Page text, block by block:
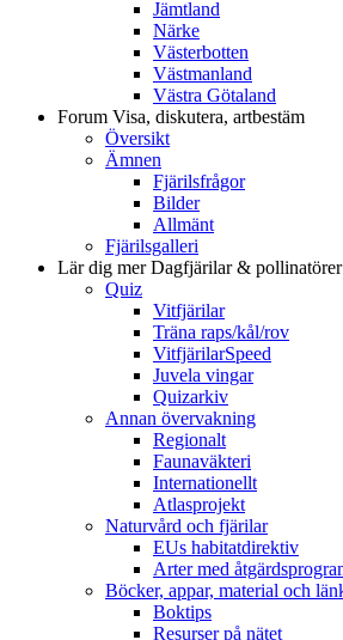
Jämtland
Närke
Västerbotten
Västmanland
Västra Götaland
Forum Visa, diskutera, artbestäm
Översikt
Ämnen
Fjärilsfrågor
Bilder
Allmänt
Fjärilsgalleri
Lär dig merDagfjärilar & pollinatörer
Quiz
Vitfjärilar
Träna raps/kål/rov
VitfjärilarSpeed
Juvela vingar
Quizarkiv
Annan övervakning
Regionalt
Faunaväkteri
Internationellt
Atlasprojekt
Naturvård och fjärilar
EUs habitatdirektiv
Arter med
Böcker, appar, material och
Boktips
Resurser på nätet